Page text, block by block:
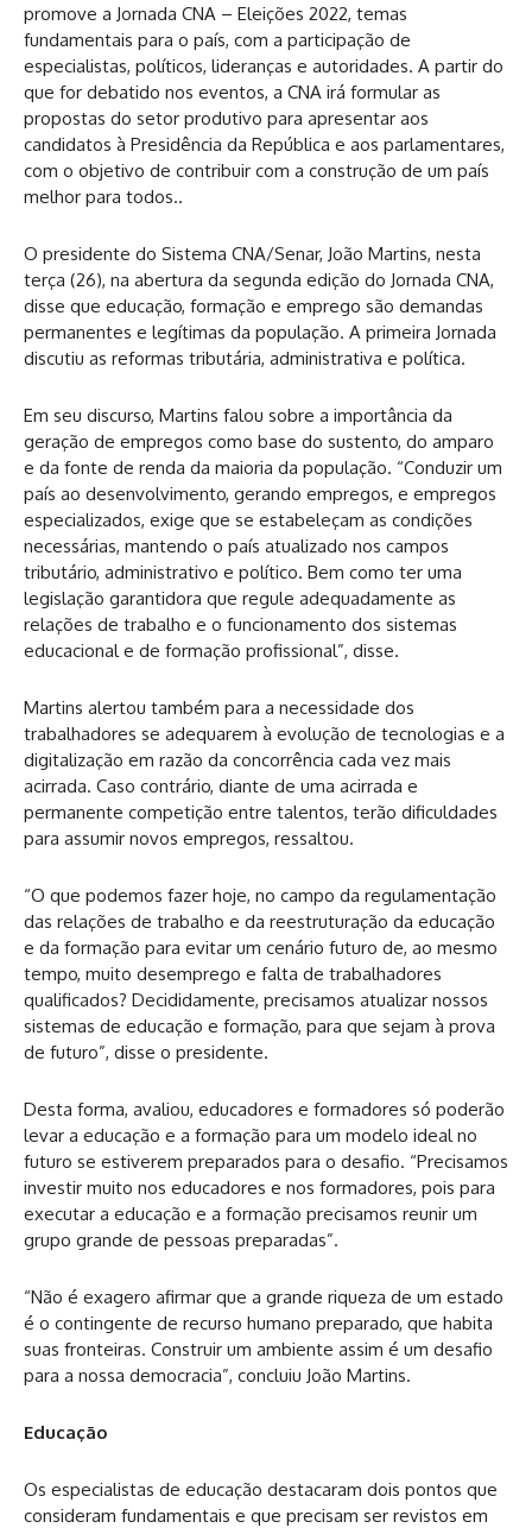
promove a Jornada CNA – Eleições 2022, temas
fundamentais para o país, com a participação de
especialistas, políticos, lideranças e autoridades. A partir do
que for debatido nos eventos, a CNA irá formular as
propostas do setor produtivo para apresentar aos
candidatos à Presidência da República e aos parlamentares,
com o objetivo de contribuir com a construção de um país
melhor para todos..
O presidente do Sistema CNA/Senar, João Martins, nesta
terça (26), na abertura da segunda edição do Jornada CNA,
disse que educação, formação e emprego são demandas
permanentes e legítimas da população. A primeira Jornada
discutiu as reformas tributária, administrativa e política.
Em seu discurso, Martins falou sobre a importância da
geração de empregos como base do sustento, do amparo
e da fonte de renda da maioria da população. “Conduzir um
país ao desenvolvimento, gerando empregos, e empregos
especializados, exige que se estabeleçam as condições
necessárias, mantendo o país atualizado nos campos
tributário, administrativo e político. Bem como ter uma
legislação garantidora que regule adequadamente as
relações de trabalho e o funcionamento dos sistemas
educacional e de formação profissional”, disse.
Martins alertou também para a necessidade dos
trabalhadores se adequarem à evolução de tecnologias e a
digitalização em razão da concorrência cada vez mais
acirrada. Caso contrário, diante de uma acirrada e
permanente competição entre talentos, terão dificuldades
para assumir novos empregos, ressaltou.
“O que podemos fazer hoje, no campo da regulamentação
das relações de trabalho e da reestruturação da educação
e da formação para evitar um cenário futuro de, ao mesmo
tempo, muito desemprego e falta de trabalhadores
qualificados? Decididamente, precisamos atualizar nossos
sistemas de educação e formação, para que sejam à prova
de futuro”, disse o presidente.
Desta forma, avaliou, educadores e formadores só poderão
levar a educação e a formação para um modelo ideal no
futuro se estiverem preparados para o desafio. “Precisamos
investir muito nos educadores e nos formadores, pois para
executar a educação e a formação precisamos reunir um
grupo grande de pessoas preparadas”.
“Não é exagero afirmar que a grande riqueza de um estado
é o contingente de recurso humano preparado, que habita
suas fronteiras. Construir um ambiente assim é um desafio
para a nossa democracia”, concluiu João Martins.
Educação
Os especialistas de educação destacaram dois pontos que
consideram fundamentais e que precisam ser revistos em